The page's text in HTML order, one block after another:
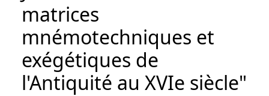
matrices
mnémotechniques et
exégétiques de
l'Antiquité au XVIe siècle"